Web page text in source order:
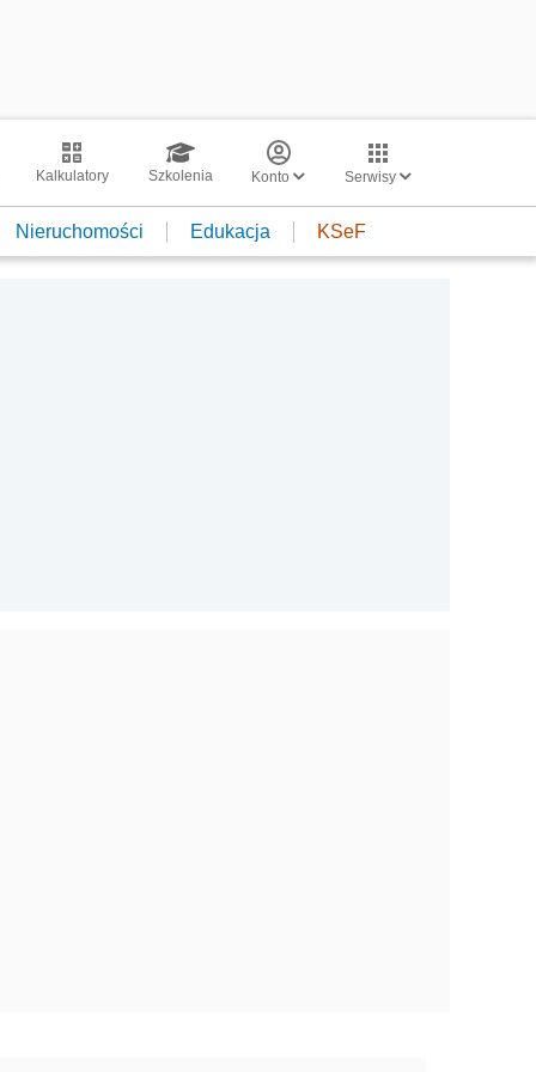
Kalkulatory Szkolenia Konto Serwisy
Nieruchomości Edukacja KSeF